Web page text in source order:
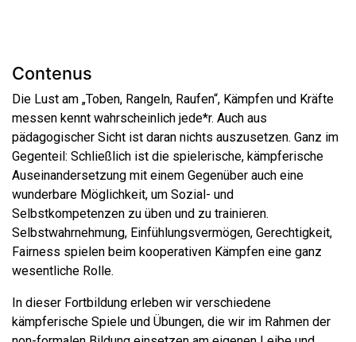
Contenus
Die Lust am „Toben, Rangeln, Raufen“, Kämpfen und Kräfte
messen kennt wahrscheinlich jede*r. Auch aus
pädagogischer Sicht ist daran nichts auszusetzen. Ganz im
Gegenteil: Schließlich ist die spielerische, kämpferische
Auseinandersetzung mit einem Gegenüber auch eine
wunderbare Möglichkeit, um Sozial- und
Selbstkompetenzen zu üben und zu trainieren.
Selbstwahrnehmung, Einfühlungsvermögen, Gerechtigkeit,
Fairness spielen beim kooperativen Kämpfen eine ganz
wesentliche Rolle.
In dieser Fortbildung erleben wir verschiedene
kämpferische Spiele und Übungen, die wir im Rahmen der